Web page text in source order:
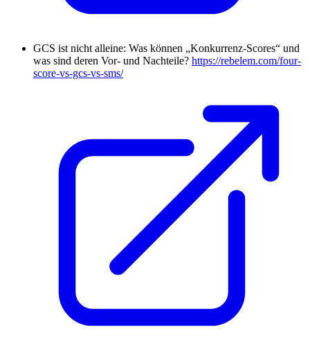
GCS ist nicht alleine: Was können „Konkurrenz-Scores“ und
was sind deren Vor- und Nachteile? https://rebelem.com/four-
score-vs-gcs-vs-sms/